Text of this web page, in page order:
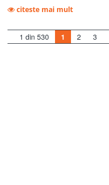
citeste mai mult
1 din 530 1 2 3